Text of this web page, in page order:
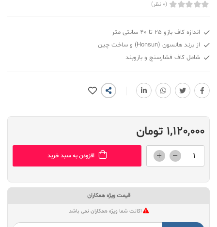
(0 نظر)
اندازه کاف بازو 25 تا 40 سانتی متر
از برند هانسون (Honsun) و ساخت چین
شامل کاف فشارسنج و بازوبند
1,120,000 تومان
افزودن به سبد خرید
قیمت ویژه همکاران
اکانت شما ویژه همکاران نمی باشد